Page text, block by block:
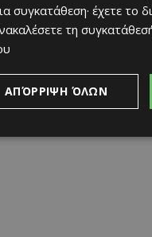
αν του φέρει
έχετε το
τη
ΑΠΌΡΡΙΨΗ ΌΛΩΝ